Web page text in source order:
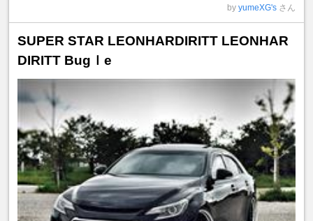
by yumeXG's さん
SUPER STAR LEONHARDIRITT LEONHAR
DIRITT Bugｌe